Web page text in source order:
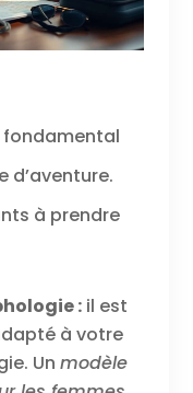
fondamental
d’aventure.
à prendre
:il est
à votre
Un modèle